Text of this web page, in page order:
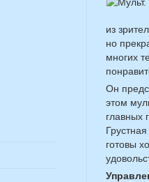
из
но
многих
Он
этом
главных
готовы